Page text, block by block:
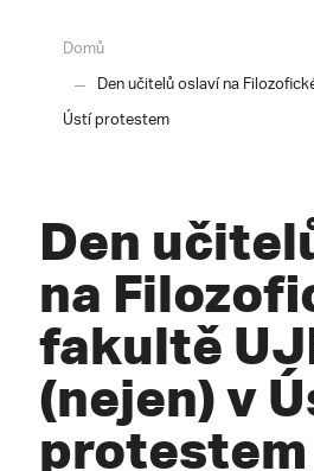
Domů
Den učitelů oslaví na
Ústí protestem
Den
na
fakultě
(nejen) v
protestem